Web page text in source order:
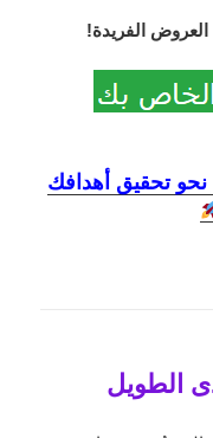
الفريدة!
نحو تحقيق أهدافك